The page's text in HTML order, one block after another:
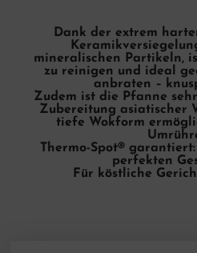
Dank der extrem
mineralischen Partikeln,
zu reinigen und ideal
anbraten –
Zudem ist die Pfanne
Zubereitung asiatischer
tiefe Wokform
Thermo-Spot®
perfekten
Für köstliche